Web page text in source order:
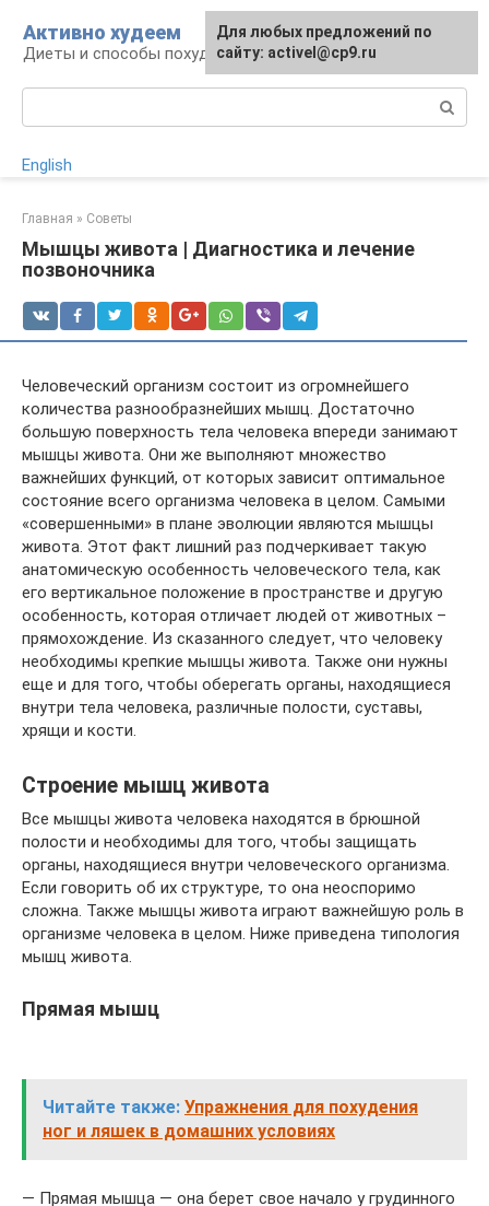
контенту
Активно худеем
Диеты и способы похудения
English
Главная » Советы
Мышцы живота | Диагностика и лечение
позвоночника
Человеческий организм состоит из огромнейшего
количества разнообразнейших мышц. Достаточно
большую поверхность тела человека впереди занимают
мышцы живота. Они же выполняют множество
важнейших функций, от которых зависит оптимальное
состояние всего организма человека в целом. Самыми
«совершенными» в плане эволюции являются мышцы
живота. Этот факт лишний раз подчеркивает такую
анатомическую особенность человеческого тела, как
его вертикальное положение в пространстве и другую
особенность, которая отличает людей от животных –
прямохождение. Из сказанного следует, что человеку
необходимы крепкие мышцы живота. Также они нужны
еще и для того, чтобы оберегать органы, находящиеся
внутри тела человека, различные полости, суставы,
хрящи и кости.
Строение мышц живота
Все мышцы живота человека находятся в брюшной
полости и необходимы для того, чтобы защищать
органы, находящиеся внутри человеческого организма.
Если говорить об их структуре, то она неоспоримо
сложна. Также мышцы живота играют важнейшую роль в
организме человека в целом. Ниже приведена типология
мышц живота.
Прямая мышц
Читайте также: Упражнения для похудения
ног и ляшек в домашних условиях
— Прямая мышца — она берет свое начало у грудинного
Для любых предложений по
сайту: activel@cp9.ru